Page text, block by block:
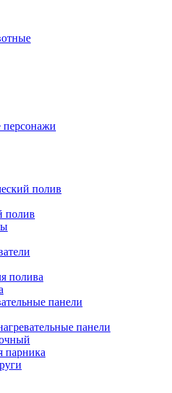
персонажи
полив
полив
полива
панели
панели
парника